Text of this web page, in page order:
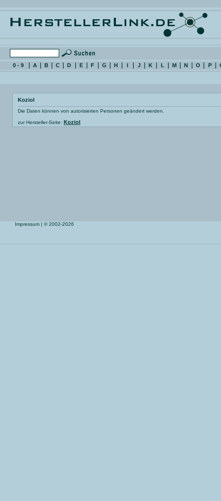
0 - 9 A B C D E F G H I J K L M N O P
Koziol
Die Daten können von autorisierten Personen geändert werden.
zur Hersteller-Seite: Koziol
Impressum | © 2002-2026